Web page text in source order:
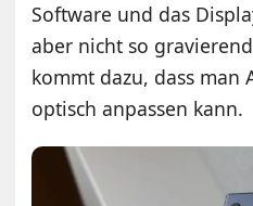
Software und das
aber nicht so
kommt dazu, dass man
optisch anpassen kann.